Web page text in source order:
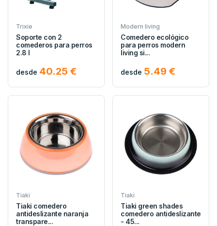
Trixie
Soporte con 2
comederos para perros
2.8 l
desde 40.25 €
Modern living
Comedero ecológico
para perros modern
living si...
desde 5.49 €
Tiaki
Tiaki comedero
antideslizante naranja
transpare...
Tiaki
Tiaki green shades
comedero antideslizante
- 45...